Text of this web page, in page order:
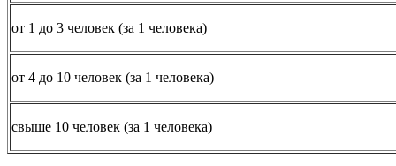
от 1 до 3 человек (за 1 человека)
от 4 до 10 человек (за 1 человека)
свыше 10 человек (за 1 человека)